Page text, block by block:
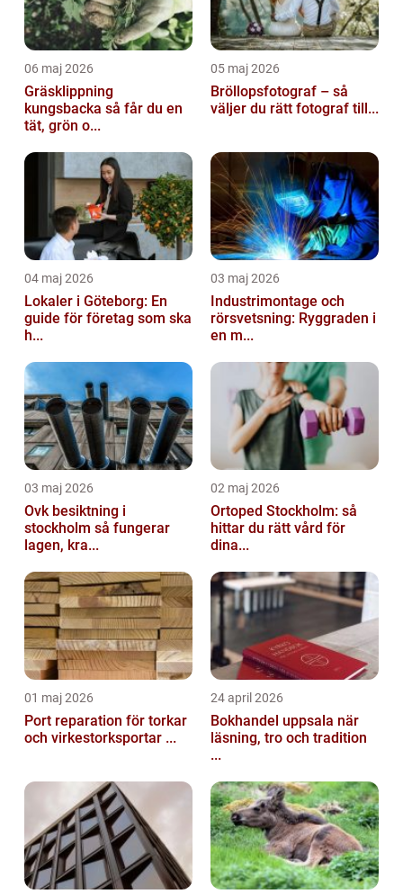
06 maj 2026
Gräsklippning
kungsbacka så får du en
tät, grön o...
05 maj 2026
Bröllopsfotograf – så
väljer du rätt fotograf till...
04 maj 2026
Lokaler i Göteborg: En
guide för företag som ska
h...
03 maj 2026
Industrimontage och
rörsvetsning: Ryggraden i
en m...
03 maj 2026
Ovk besiktning i
stockholm så fungerar
lagen, kra...
02 maj 2026
Ortoped Stockholm: så
hittar du rätt vård för
dina...
01 maj 2026
Port reparation för torkar
och virkestorksportar ...
24 april 2026
Bokhandel uppsala när
läsning, tro och tradition
...